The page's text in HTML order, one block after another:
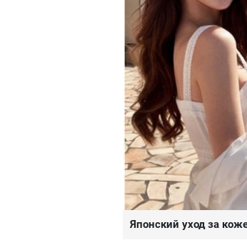
Японский уход за